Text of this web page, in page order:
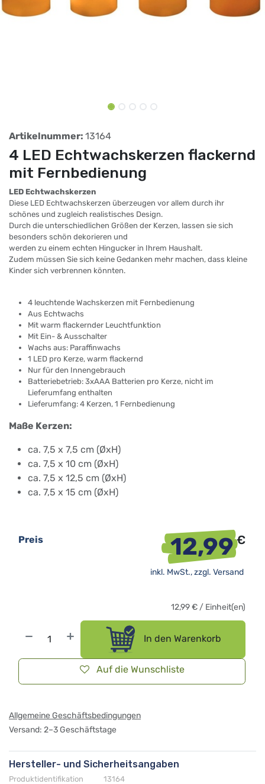
Artikelnummer: 13164
4 LED Echtwachskerzen flackernd
mit Fernbedienung
LED Echtwachskerzen
Diese LED Echtwachskerzen überzeugen vor allem durch ihr
schönes und zugleich realistisches Design.
Durch die unterschiedlichen Größen der Kerzen, lassen sie sich
besonders schön dekorieren und
werden zu einem echten Hingucker in Ihrem Haushalt.
Zudem müssen Sie sich keine Gedanken mehr machen, dass kleine
Kinder sich verbrennen könnten.
4 leuchtende Wachskerzen mit Fernbedienung
Aus Echtwachs
Mit warm flackernder Leuchtfunktion
Mit Ein- & Ausschalter
Wachs aus: Paraffinwachs
1 LED pro Kerze, warm flackernd
Nur für den Innengebrauch
Batteriebetrieb: 3xAAA Batterien pro Kerze, nicht im
Lieferumfang enthalten
Lieferumfang: 4 Kerzen, 1 Fernbedienung
Maße Kerzen:
ca. 7,5 x 7,5 cm (ØxH)
ca. 7,5 x 10 cm (ØxH)
ca. 7,5 x 12,5 cm (ØxH)
ca. 7,5 x 15 cm (ØxH)
In den Warenkorb
Auf die Wunschliste
Preis 12,99€
inkl. MwSt., zzgl. Versand
12,99€ / Einheit(en)
Allgemeine Geschäftsbedingungen
Versand: 2–3 Geschäftstage
Hersteller- und Sicherheitsangaben
Produktidentifikation
13164